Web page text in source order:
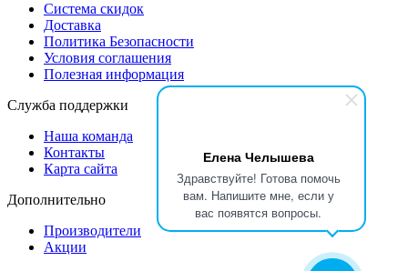
Елена Челышева
Здравствуйте! Готова помочь
вам. Напишите мне, если у
вас появятся вопросы.
Система скидок
Доставка
Политика Безопасности
Условия соглашения
Полезная информация
Служба поддержки
Наша команда
Контакты
Карта сайта
Дополнительно
Производители
Акции